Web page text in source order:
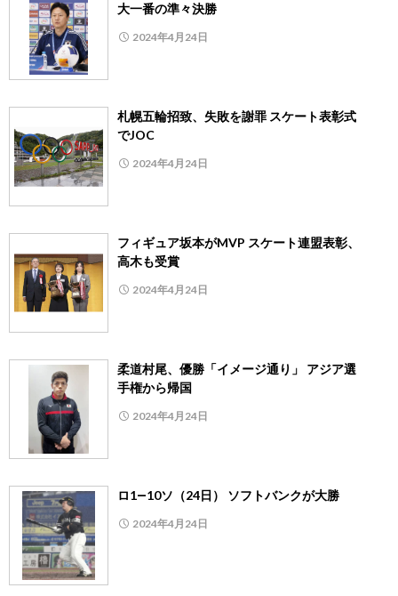
大一番の準々決勝
2024年4月24日
札幌五輪招致、失敗を謝罪 スケート表彰式
でJOC
2024年4月24日
フィギュア坂本がMVP スケート連盟表彰、
高木も受賞
2024年4月24日
柔道村尾、優勝「イメージ通り」 アジア選
手権から帰国
2024年4月24日
ロ1―10ソ（24日） ソフトバンクが大勝
2024年4月24日